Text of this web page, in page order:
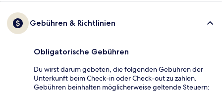
Gebühren & Richtlinien
Obligatorische Gebühren
Du wirst darum gebeten, die folgenden Gebühren der
Unterkunft beim Check-in oder Check-out zu zahlen.
Gebühren beinhalten möglicherweise geltende Steuern: